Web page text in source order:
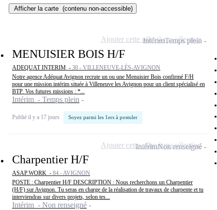
Afficher la carte (contenu non-accessible)
MENUISIER BOIS H/F
ADEQUAT INTERIM - 30 - VILLENEUVE-LÈS-AVIGNON
Notre agence Adéquat Avignon recrute un ou une Menuisier Bois confirmé F/H
pour une mission intérim située à Villeneuve les Avignon pour un client spécialisé en
BTP. Vos futures missions : *...
Intérim - Temps plein
Publié il y a 17 jours Soyez parmi les 1ers à postuler
IntérimTemps plein
Ajouter cette offre à ma sélection
Charpentier H/F
ASAP.WORK - 84 - AVIGNON
POSTE : Charpentier H/F DESCRIPTION : Nous recherchons un Charpentier
(H/F) sur Avignon. Tu seras en charge de la réalisation de travaux de charpente et tu
interviendras sur divers projets, selon tes...
Intérim - Non renseigné
IntérimNon renseigné
Ajouter cette offre à ma sélection